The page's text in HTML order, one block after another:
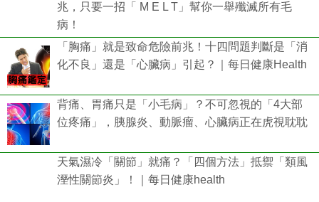
兆，只要一招「 M E L T」幫你一舉殲滅所有毛
病！
「胸痛」就是致命危險前兆！十四問題判斷是「消
化不良」還是「心臟病」引起？｜每日健康Health
背痛、胃痛只是「小毛病」？不可忽視的「4大部
位疼痛」，胰腺炎、動脈瘤、心臟病正在虎視耽耽
天氣濕冷「關節」就痛？「四個方法」抵禦「類風
溼性關節炎」！｜每日健康health